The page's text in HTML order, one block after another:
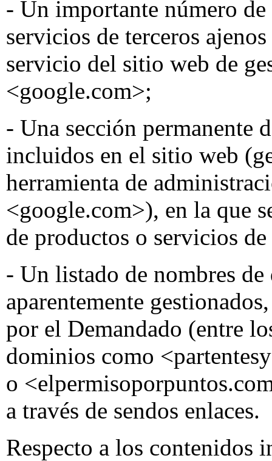
- Un importante número
servicios de terceros
servicio del sitio web de
<google.com>;
- Una sección permanente
incluidos en el sitio web
herramienta de
<google.com>), en la que
de productos o servicios
- Un listado de nombres
aparentemente
por el Demandado (entre
dominios como
o
a través de sendos enlaces.
Respecto a los contenidos